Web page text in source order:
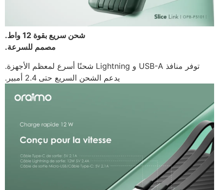
شحن سريع بقوة 12 واط.
مصمم للسرعة.
توفر منافذ USB-A و Lightning شحنًا أسرع لمعظم الأجهزة.
يدعم الشحن السريع حتى 2.4 أمبير.